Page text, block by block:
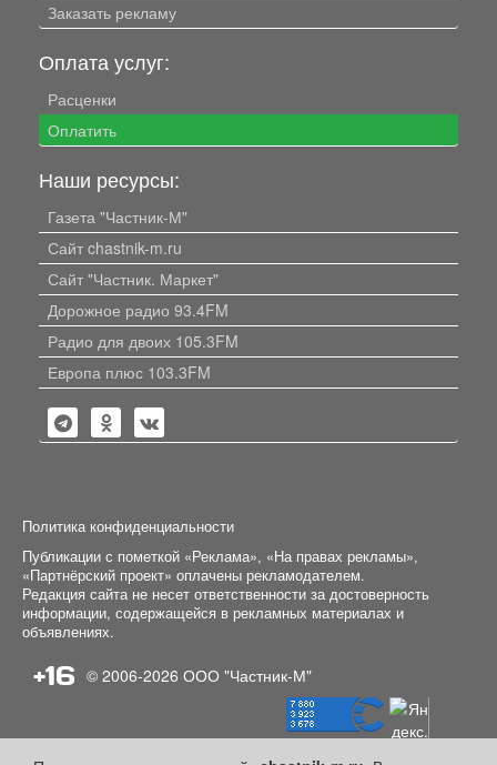
Заказать рекламу
Оплата услуг:
Расценки
Оплатить
Наши ресурсы:
Газета "Частник-М"
Сайт chastnik-m.ru
Сайт "Частник. Маркет"
Дорожное радио 93.4FM
Радио для двоих 105.3FM
Европа плюс 103.3FM
Политика конфиденциальности
Публикации с пометкой «Реклама», «На правах рекламы»,
«Партнёрский проект» оплачены рекламодателем.
Редакция сайта не несет ответственности за достоверность
информации, содержащейся в рекламных материалах и
объявлениях.
+16 © 2006-2026 ООО "Частник-М"